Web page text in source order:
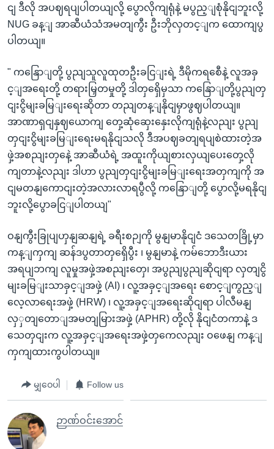
ငျ ဒီလို အပဈရပျပါတယျလို့ ပွောလိုကျရုံနဲ့ မပွည့ျစုံနိုငျဘူးလို့
NUG ခန့ျ အာဆီယံသံအမတျကွီး ဦးဘိုလှတင့ျက ထောကျပွ
ပါတယျ။
" ကနြောျတို့ ပွညျသူလူထုတဦးခငြျးရဲ့ ဒီမိုကရစေီနဲ့ လူအခှ
င့ျအရေးတို့ တရားမြှတမှုတို့ ဒါတှရှေိမှသာ ကနြောျတို့ပွညျတှ
ငျးငွိမျးခမြျးရေးဆိုတာ တညျတန့ျနိုငျမှာဖွဈပါတယျ။
အာဏာရှငျနှဈယောကျ တှေ့ဆုံဆှေးနှေးလိုကျရုံနဲ့လညျး ပွညျ
တှငျးငွိမျးခမြျးရေးမရနိုငျသလို ဒီအပဈခတျရပျစဲထားတဲ့အ
ဖှဲ့အစညျးတှနေဲ့ အာဆီယံရဲ့ အထူးကိုယျစားလှယျပေးတှေ့လို
ကျတာနဲ့လညျး ဒါဟာ ပွညျတှငျးငွိမျးခမြျးရေးအတှကျကို အ
ငျမတနျကောငျးတဲ့အလားလာရပွီလို့ ကနြောျတို့ ပွောလို့မရနိုငျ
ဘူးလို့ပွောခငြျပါတယျ"
ဝနျကွီးခြုပျဟှနျဆနျရဲ့ ခရီးစဉျကို မွနျမာနိုငျငံ ဒသေတခြို့မှာ
ကန့ျကှကျ ဆန်ဒပွတာတှရှေိပွီး ၊ မွနျမာနဲ့ ကမ်ဘောဒီးယား
အရပျဘကျ လူမှုအဖှဲ့အစညျးတှေ၊ အပွညျပွညျဆိုငျရာ လှတျငွိ
မျးခမြျးသာခှင့ျအဖှဲ့ (AI) ၊ လူ့အခှင့ျအရေး စောင့ျကွည့ျ
လေ့လာရေးအဖှဲ့ (HRW) ၊ လူ့အခှင့ျအရေးဆိုငျရာ ပါလီမနျ
လှှတျတောျအမတျမြားအဖှဲ့ (APHR) တို့လို နိုငျငံတကာနဲ့ ဒ
သေတှငျးက လူ့အခှင့ျအရေးအဖှဲ့တှကေလညျး ဝဖေနျ ကန့ျ
ကှကျထားကွပါတယျ။
မျှဝေပါ Follow us
ဉာဏ်ဝင်းအောင်